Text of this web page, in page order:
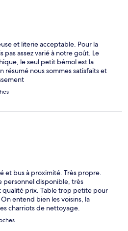
et literie acceptable. Pour la
pas assez varié à notre goût. Le
le seul petit bémol est la
résumé nous sommes satisfaits et
et bus à proximité. Très propre.
personnel disponible, très
prix. Table trop petite pour
entend bien les voisins, la
charriots de nettoyage.